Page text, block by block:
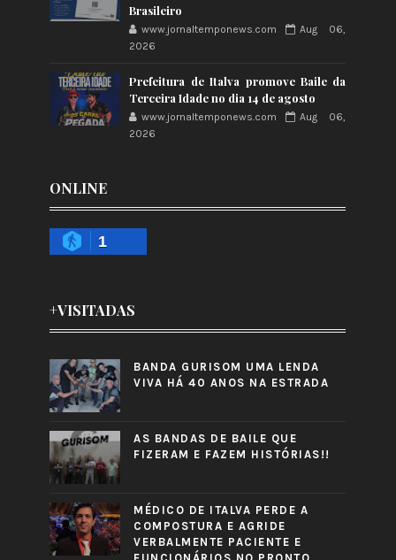
Brasileiro
www.jornaltemponews.com
Aug 06,
2026
Prefeitura de Italva promove Baile da
Terceira Idade no dia 14 de agosto
www.jornaltemponews.com
Aug 06,
2026
ONLINE
1
+VISITADAS
BANDA GURISOM UMA LENDA
VIVA HÁ 40 ANOS NA ESTRADA
AS BANDAS DE BAILE QUE
FIZERAM E FAZEM HISTÓRIAS!!
MÉDICO DE ITALVA PERDE A
COMPOSTURA E AGRIDE
VERBALMENTE PACIENTE E